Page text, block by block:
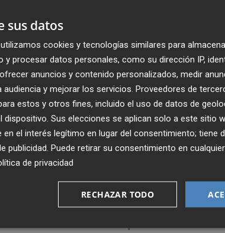
jóvenes y de base tecnológica:
necesidades con horizonte corto y gestión de
y de crecimiento. «a día de hoy hemos hecho
y un portfolio de casi 70 participadas»,
€ en viestartapp 10… y luego, Sabadell
un máximo de 2 millones de euros por
emprendedora o emprendedor. Buigues
nuevos mercados, hoja de ruta a
«La estrategia a largo plazo, diríamos
impuestos, circulante—, mejor
la financiación bancaria puede ser útil». El
sus datos
cookies y tecnologías similares para
y procesar datos personales, como su dirección IP,
anuncios y contenido personalizados, medir
y mejorar los servicios. Proveedores de
estos y otros fines, incluido el uso de datos de
Sus elecciones se aplican solo a este sitio
el interés legítimo en lugar del consentimiento; tiene
publicidad . Puede retirar su consentimiento en
de privacidad
RECHAZAR TODO